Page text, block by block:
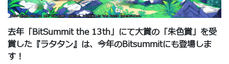
去年「BitSummit the 13th」にて大賞の「朱色賞」を受
賞した『ラタタン』は、今年のBitsummitにも登場しま
す！